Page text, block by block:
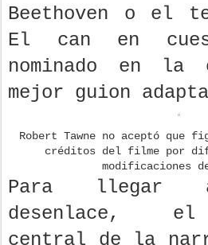
Beethoven o el
El can en
nominado en la
mejor guion
Robert Tawne no aceptó que
créditos del filme por
modificaciones
Para llegar
desenlace, el
central de la